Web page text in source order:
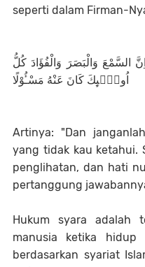
seperti dalam Firman-
وَالْبَصَرَ وَالْفُؤَادَ كُلُّ
Artinya: "Dan
yang tidak kau ketahui.
penglihatan, dan hati
pertanggung
Hukum syara adalah
manusia ketika
berdasarkan syariat